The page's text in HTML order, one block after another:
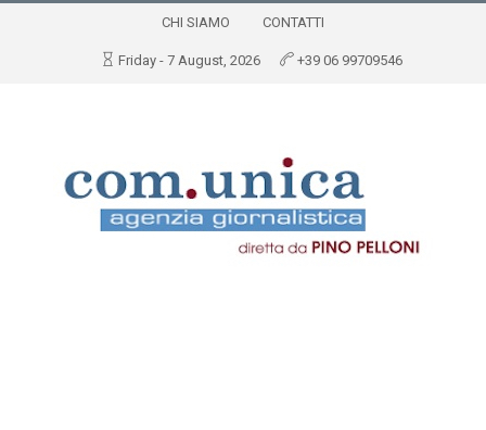
CHI SIAMO CONTATTI
Friday - 7 August, 2026 +39 06 99709546